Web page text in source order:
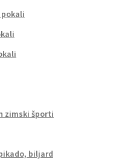
zimski športi
biljard